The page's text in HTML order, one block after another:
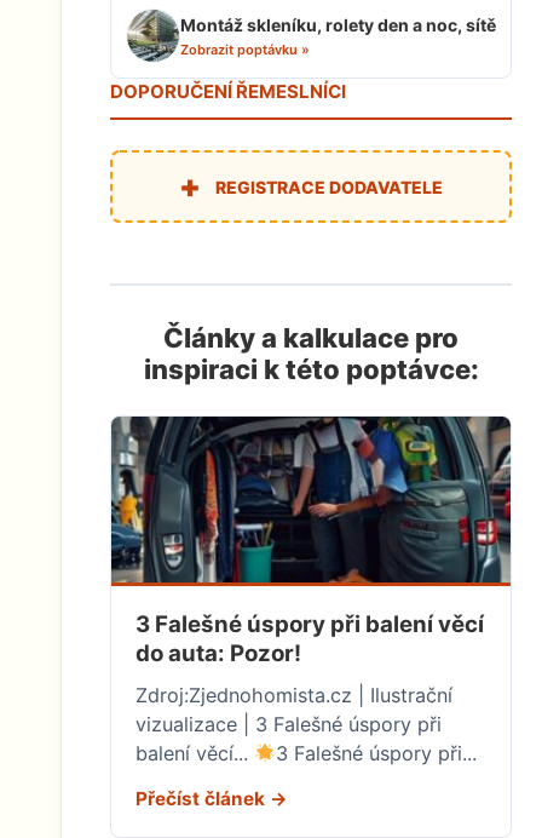
Montáž skleníku, rolety den a noc, sítě
Zobrazit poptávku »
DOPORUČENÍ ŘEMESLNÍCI
+ REGISTRACE DODAVATELE
Články a kalkulace pro
inspiraci k této poptávce:
3 Falešné úspory při balení věcí
do auta: Pozor!
Zdroj:Zjednohomista.cz | Ilustrační
vizualizace | 3 Falešné úspory při
balení věcí...
3 Falešné úspory při...
Přečíst článek →